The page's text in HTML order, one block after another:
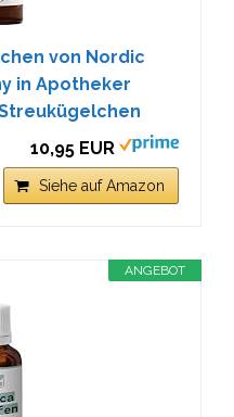
von Nordic
in Apotheker
10,95 EUR
Siehe auf Amazon
ANGEBOT